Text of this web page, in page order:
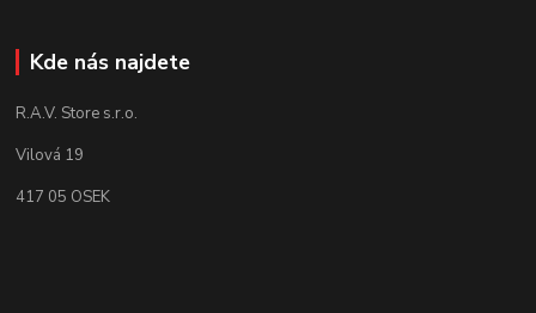
Kde nás najdete
R.A.V. Store s.r.o.
Vilová 19
417 05 OSEK